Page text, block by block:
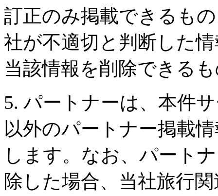
訂正のみ掲載できるも
社が不適切と判断した
当該情報を削除できる
5. パートナーは、本件
以外のパートナー掲載
します。なお、パート
除した場合、当社旅行